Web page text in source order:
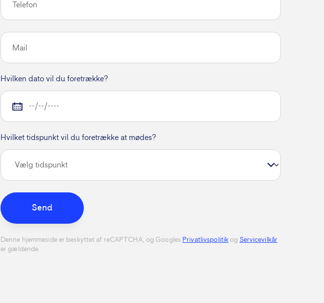
Telefon
Mail
Hvilken dato vil du foretrække?
Hvilket tidspunkt vil du foretrække at mødes?
Send
Denne hjemmeside er beskyttet af reCAPTCHA, og Googles Privatlivspolitik og Servicevilkår
er gældende.